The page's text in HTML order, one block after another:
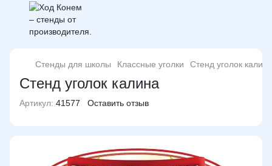
Стенды для школы Классные уголки Стенд уголок калина
Стенд уголок калина
Артикул: 41577 Оставить отзыв